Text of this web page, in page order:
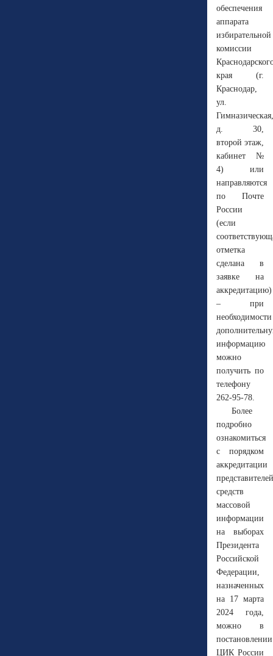
обеспечения
аппарата
избирательной
комиссии
края (г.
Краснодар,
ул.
Гимназическая,
д. 30,
второй этаж,
кабинет №
4) или
направляются
по Почте
России
(если
отметка
сделана в
заявке на
аккредитацию)
– при
необходимости
информацию
можно
получить по
телефону
262-95-78.
Более
подробно
ознакомиться
с порядком
аккредитации
представителей
средств
массовой
информации
на выборах
Президента
Российской
Федерации,
назначенных
на 17 марта
2024 года,
можно в
постановлении
ЦИК России